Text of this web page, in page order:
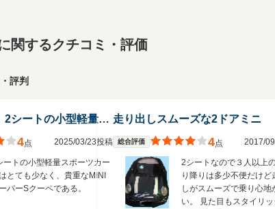
関するクチコミ・評価
評判
BMWのMINIで、2シートの小型軽量スポーツカー。
4点 2025/03/23投稿
ートの小型軽量スポーツカー
とても少なく、貴重なMINI
パーSクーペである。
走り出しスムーズな2ドアミニ
総合評価 4点 2017/
2シートなので３人以上
り降りは多少不便だけど
しがスムーズで乗り心地
い。 見た目もスタイリ